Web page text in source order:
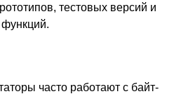
тестовых версий и
часто работают с байт-